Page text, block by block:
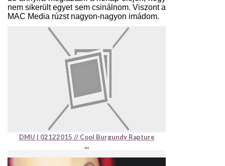
nem sikerült egyet sem csinálnom. Viszont a
MAC Media rúzst nagyon-nagyon imádom.
DMU | 02122015 // Cool Burgundy Rapture
...